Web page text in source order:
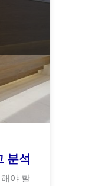
분석
야 할